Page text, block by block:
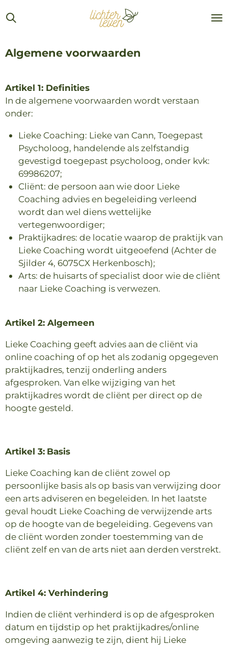
Ga
direct
de
hoofdinhoud
Algemene voorwaarden
Artikel 1: Definities
In de algemene voorwaarden wordt verstaan
onder:
Lieke Coaching: Lieke van Cann, Toegepast
Psycholoog, handelende als zelfstandig
gevestigd toegepast psycholoog, onder kvk:
69986207;
Cliënt: de persoon aan wie door Lieke
Coaching advies en begeleiding verleend
wordt dan wel diens wettelijke
vertegenwoordiger;
Praktijkadres: de locatie waarop de praktijk van
Lieke Coaching wordt uitgeoefend (Achter de
Sjilder 4, 6075CX Herkenbosch);
Arts: de huisarts of specialist door wie de cliënt
naar Lieke Coaching is verwezen.
Artikel 2: Algemeen
Lieke Coaching geeft advies aan de cliënt via
online coaching of op het als zodanig opgegeven
praktijkadres, tenzij onderling anders
afgesproken. Van elke wijziging van het
praktijkadres wordt de cliënt per direct op de
hoogte gesteld.
Artikel 3: Basis
Lieke Coaching kan de cliënt zowel op
persoonlijke basis als op basis van verwijzing door
een arts adviseren en begeleiden. In het laatste
geval houdt Lieke Coaching de verwijzende arts
op de hoogte van de begeleiding. Gegevens van
de cliënt worden zonder toestemming van de
cliënt zelf en van de arts niet aan derden verstrekt.
Artikel 4: Verhindering
Indien de cliënt verhinderd is op de afgesproken
datum en tijdstip op het praktijkadres/online
omgeving aanwezig te zijn, dient hij Lieke